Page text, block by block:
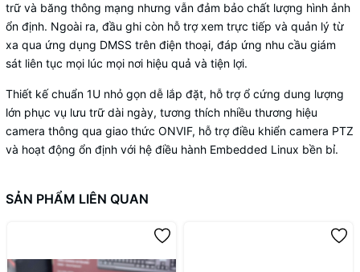
trữ và băng thông mạng nhưng vẫn đảm bảo chất lượng hình ảnh
ổn định. Ngoài ra, đầu ghi còn hỗ trợ xem trực tiếp và quản lý từ
xa qua ứng dụng DMSS trên điện thoại, đáp ứng nhu cầu giám
sát liên tục mọi lúc mọi nơi hiệu quả và tiện lợi.
Thiết kế chuẩn 1U nhỏ gọn dễ lắp đặt, hỗ trợ ổ cứng dung lượng
lớn phục vụ lưu trữ dài ngày, tương thích nhiều thương hiệu
camera thông qua giao thức ONVIF, hỗ trợ điều khiển camera PTZ
và hoạt động ổn định với hệ điều hành Embedded Linux bền bỉ.
SẢN PHẨM LIÊN QUAN